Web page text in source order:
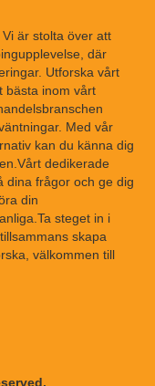
är stolta över att
där
Utforska vårt
bästa inom vårt
Med vår
kan du känna dig
dedikerade
dina frågor och ge dig
din
steget in i
skapa
välkommen till